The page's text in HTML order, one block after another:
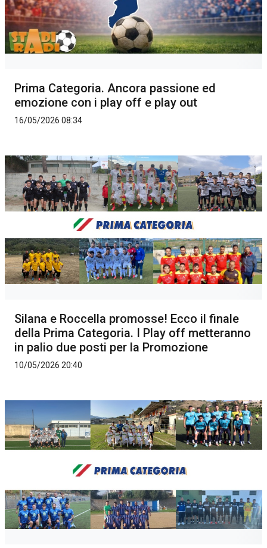
Prima Categoria. Ancora passione ed
emozione con i play off e play out
16/05/2026 08:34
Silana e Roccella promosse! Ecco il finale
della Prima Categoria. I Play off metteranno
in palio due posti per la Promozione
10/05/2026 20:40